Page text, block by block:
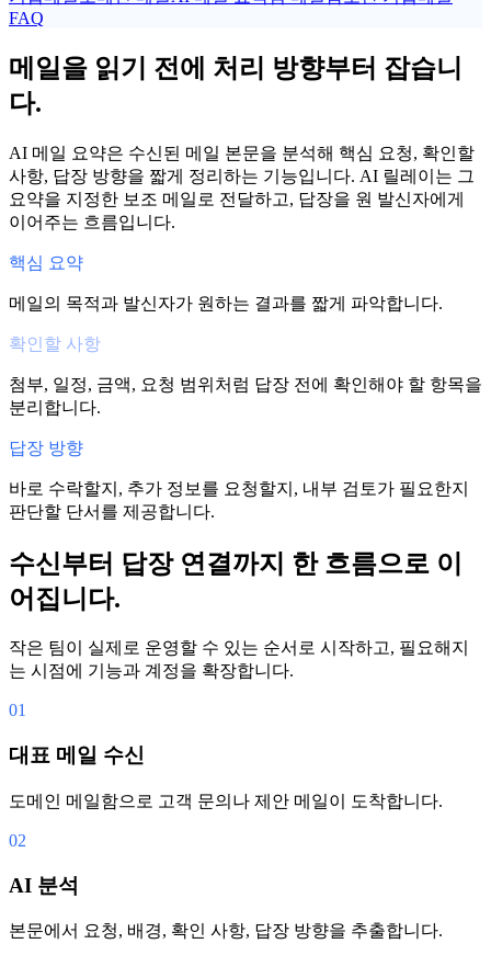
FAQ
메일을 읽기 전에 처리 방향부터 잡습니
다.
AI 메일 요약은 수신된 메일 본문을 분석해 핵심 요청, 확인할
사항, 답장 방향을 짧게 정리하는 기능입니다. AI 릴레이는 그
요약을 지정한 보조 메일로 전달하고, 답장을 원 발신자에게
이어주는 흐름입니다.
핵심 요약
메일의 목적과 발신자가 원하는 결과를 짧게 파악합니다.
확인할 사항
첨부, 일정, 금액, 요청 범위처럼 답장 전에 확인해야 할 항목을
분리합니다.
답장 방향
바로 수락할지, 추가 정보를 요청할지, 내부 검토가 필요한지
판단할 단서를 제공합니다.
수신부터 답장 연결까지 한 흐름으로 이
어집니다.
작은 팀이 실제로 운영할 수 있는 순서로 시작하고, 필요해지
는 시점에 기능과 계정을 확장합니다.
01
대표 메일 수신
도메인 메일함으로 고객 문의나 제안 메일이 도착합니다.
02
AI 분석
본문에서 요청, 배경, 확인 사항, 답장 방향을 추출합니다.